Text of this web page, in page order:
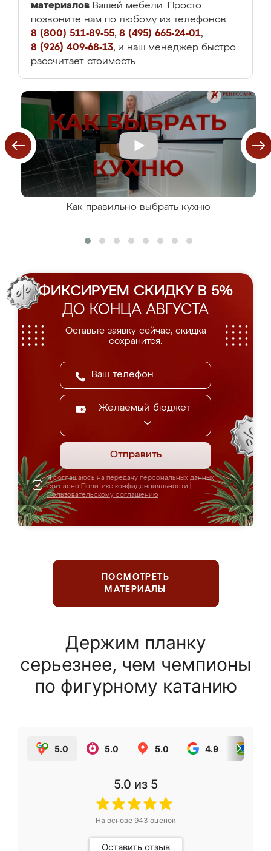
материалов Вашей мебели. Просто
позвоните нам по любому из телефонов:
8 (800) 511-89-55, 8 (495) 665-24-01,
8 (926) 409-68-13, и наш менеджер быстро
рассчитает стоимость.
Как правильно выбрать кухню
ФИКСИРУЕМ СКИДКУ В 5%
ДО КОНЦА АВГУСТА
Оставьте заявку сейчас, скидка
сохранится.
Желаемый бюджет
Отправить
Я соглашаюсь на передачу персональных данных
согласно Политике конфиденциальности
Пользовательскому соглашению
ПОСМОТРЕТЬ
МАТЕРИАЛЫ
Держим планку
серьезнее, чем чемпионы
по фигурному катанию
5.0 5.0 5.0 4.9
5.0 из 5
На основе 943 оценок
Оставить отзыв